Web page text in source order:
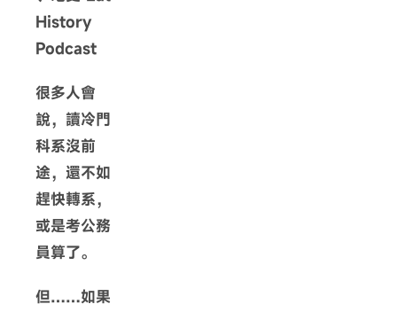
History
Podcast
很多人會
說，讀冷門
科系沒前
途，還不如
趕快轉系，
或是考公務
員算了。
但……如果